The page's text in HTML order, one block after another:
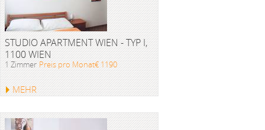
STUDIO APARTMENT WIEN - TYP I,
1100 WIEN
1 Zimmer Preis pro Monat€ 1190
MEHR